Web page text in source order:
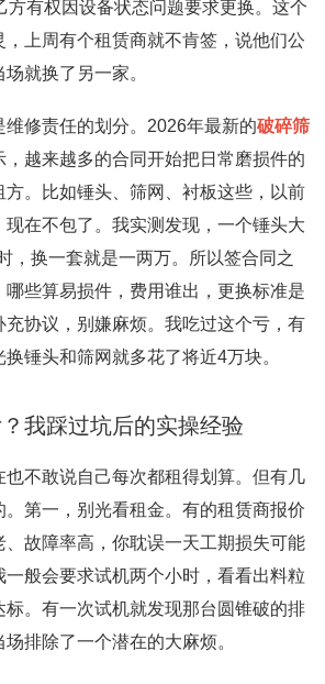
方有权因设备状态问题要求更换。这个
上周有个租赁商就不肯签，说他们公
就换了另一家。
维修责任的划分。2026年最新的破碎筛
，越来越多的合同开始把日常磨损件的
方。比如锤头、筛网、衬板这些，以前
在不包了。我实测发现，一个锤头大
，换一套就是一两万。所以签合同之
些算易损件，费用谁出，更换标准是
充协议，别嫌麻烦。我吃过这个亏，有
锤头和筛网就多花了将近4万块。
我踩过坑后的实操经验
也不敢说自己每次都租得划算。但有几
第一，别光看租金。有的租赁商报价
、故障率高，你耽误一天工期损失可能
一般会要求试机两个小时，看看出料粒
标。有一次试机就发现那台圆锥破的排
排除了一个潜在的大麻烦。